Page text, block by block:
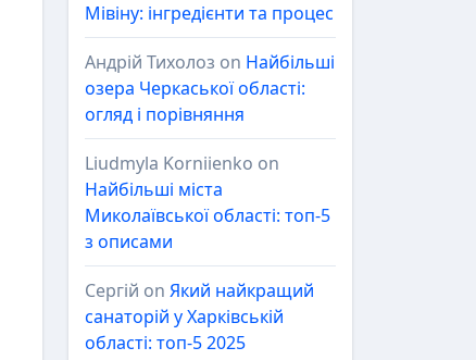
Мівіну: інгредієнти та процес
Андрій Тихолоз on Найбільші
озера Черкаської області:
огляд і порівняння
Liudmyla Korniienko on
Найбільші міста
Миколаївської області: топ-5
з описами
Сергій on Який найкращий
санаторій у Харківській
області: топ-5 2025